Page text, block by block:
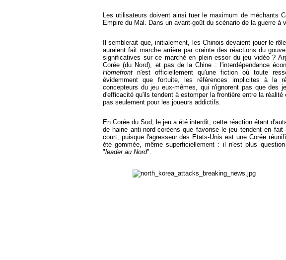
Les utilisateurs doivent ainsi tuer le maximum de méchants
Empire du Mal. Dans un avant-goût du scénario de la guerre à
Il semblerait que, initialement, les Chinois devaient jouer le
auraient fait marche arrière par crainte des réactions du
significatives sur ce marché en plein essor du jeu vidéo ?
Corée (du Nord), et pas de la Chine : l'interdépendance
Homefront n'est officiellement qu'une fiction où toute
évidemment que fortuite, les références implicites à la
concepteurs du jeu eux-mêmes, qui n'ignorent pas que des
d'efficacité qu'ils tendent à estomper la frontière entre la
pas seulement pour les joueurs addictifs.
En Corée du Sud, le jeu a été interdit, cette réaction étant
de haine anti-nord-coréens que favorise le jeu tendent en
court, puisque l'agresseur des Etats-Unis est une Corée
été gommée, même superficiellement : il n'est plus
"leader au Nord".